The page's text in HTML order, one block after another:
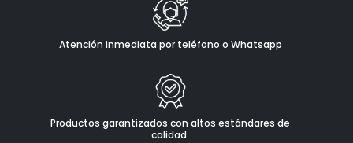
Atención inmediata por teléfono o Whatsapp
Productos garantizados con altos estándares de
calidad.